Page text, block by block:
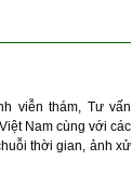
viễn thám, Tư vấn
Nam cùng với các
thời gian, ảnh xử